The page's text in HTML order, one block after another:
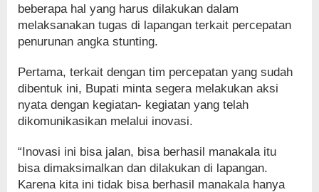
beberapa hal yang harus dilakukan dalam
melaksanakan tugas di lapangan terkait percepatan
penurunan angka stunting.
Pertama, terkait dengan tim percepatan yang sudah
dibentuk ini, Bupati minta segera melakukan aksi
nyata dengan kegiatan- kegiatan yang telah
dikomunikasikan melalui inovasi.
“Inovasi ini bisa jalan, bisa berhasil manakala itu
bisa dimaksimalkan dan dilakukan di lapangan.
Karena kita ini tidak bisa berhasil manakala hanya